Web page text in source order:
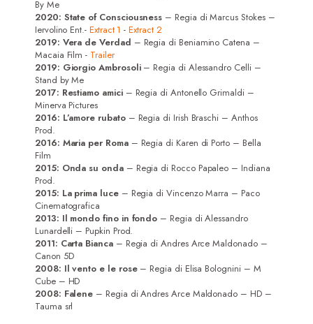
By Me
2020: State of Consciousness – Regia di Marcus Stokes –
Iervolino Ent.- Extract 1 -Extract 2
2019: Vera de Verdad – Regia di Beniamino Catena –
Macaia Film - Trailer
2019: Giorgio Ambrosoli – Regia di Alessandro Celli –
Stand by Me
2017: Restiamo amici – Regia di Antonello Grimaldi –
Minerva Pictures
2016: L’amore rubato– Regia di Irish Braschi – Anthos
Prod.
2016: Maria per Roma– Regia di Karen di Porto – Bella
Film
2015: Onda su onda– Regia di Rocco Papaleo – Indiana
Prod.
2015: La prima luce– Regia di Vincenzo Marra – Paco
Cinematografica
2013: Il mondo fino in fondo – Regia di Alessandro
Lunardelli – Pupkin Prod.
2011: Carta Bianca– Regia di Andres Arce Maldonado –
Canon 5D
2008: Il vento e le rose– Regia di Elisa Bolognini – M
Cube – HD
2008: Falene – Regia di Andres Arce Maldonado – HD –
Tauma srl